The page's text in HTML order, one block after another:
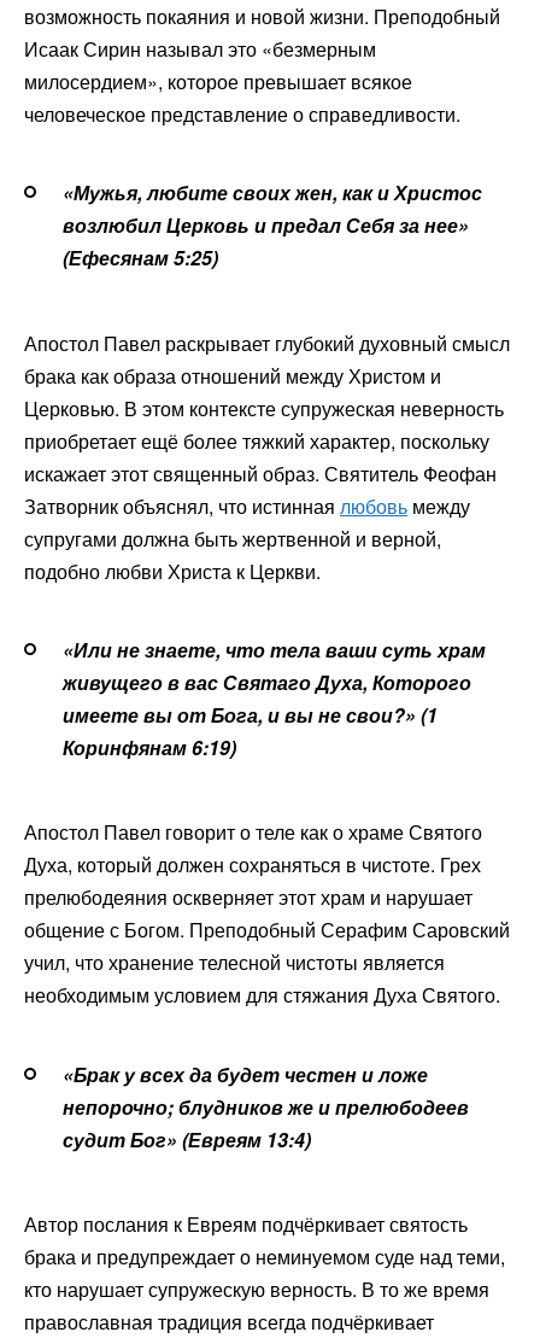
возможность покаяния и новой жизни. Преподобный
Исаак Сирин называл это «безмерным
милосердием», которое превышает всякое
человеческое представление о справедливости.
«Мужья, любите своих жен, как и Христос
возлюбил Церковь и предал Себя за нее»
(Ефесянам 5:25)
Апостол Павел раскрывает глубокий духовный смысл
брака как образа отношений между Христом и
Церковью. В этом контексте супружеская неверность
приобретает ещё более тяжкий характер, поскольку
искажает этот священный образ. Святитель Феофан
Затворник объяснял, что истинная любовь между
супругами должна быть жертвенной и верной,
подобно любви Христа к Церкви.
«Или не знаете, что тела ваши суть храм
живущего в вас Святаго Духа, Которого
имеете вы от Бога, и вы не свои?» (1
Коринфянам 6:19)
Апостол Павел говорит о теле как о храме Святого
Духа, который должен сохраняться в чистоте. Грех
прелюбодеяния оскверняет этот храм и нарушает
общение с Богом. Преподобный Серафим Саровский
учил, что хранение телесной чистоты является
необходимым условием для стяжания Духа Святого.
«Брак у всех да будет честен и ложе
непорочно; блудников же и прелюбодеев
судит Бог» (Евреям 13:4)
Автор послания к Евреям подчёркивает святость
брака и предупреждает о неминуемом суде над теми,
кто нарушает супружескую верность. В то же время
православная традиция всегда подчёркивает